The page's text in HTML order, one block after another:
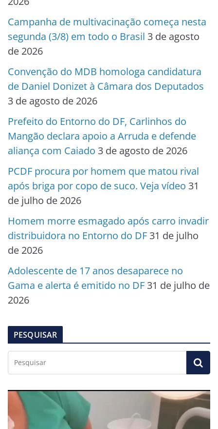
Campanha de multivacinação começa nesta
segunda (3/8) em todo o Brasil 3 de agosto
de 2026
Convenção do MDB homologa candidatura
de Daniel Donizet à Câmara dos Deputados
3 de agosto de 2026
Prefeito do Entorno do DF, Carlinhos do
Mangão declara apoio a Arruda e defende
aliança com Caiado 3 de agosto de 2026
PCDF procura por homem que matou rival
após briga por copo de suco. Veja vídeo 31
de julho de 2026
Homem morre esmagado após carro invadir
distribuidora no Entorno do DF 31 de julho
de 2026
Adolescente de 17 anos desaparece no
Gama e alerta é emitido no DF 31 de julho de
2026
PESQUISAR